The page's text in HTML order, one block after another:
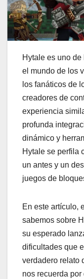
Hytale es uno
el mundo de los
los fanáticos de
creadores de
experiencia
profunda
dinámico y
Hytale se perfila
un antes y un
juegos de
En este artículo,
sabemos sobre
su esperado
dificultades que
verdadero relato
nos recuerda